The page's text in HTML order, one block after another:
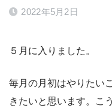
2022年5月2日
５月に入りました。
毎月の月初はやりたい
きたいと思います。こ